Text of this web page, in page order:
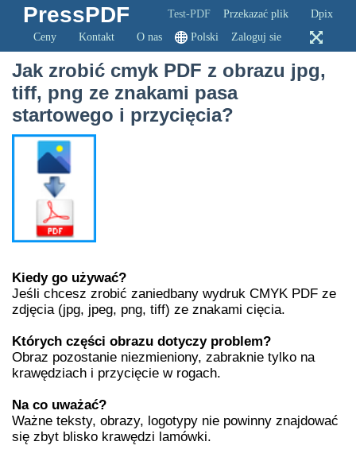
PressPDF Test-PDF Przekazać plik
Dpix
Ceny
Kontakt O nas Polski Zaloguj sie
Jak zrobić cmyk PDF z obrazu jpg,
tiff, png ze znakami pasa
startowego i przycięcia?
Kiedy go używać?
Jeśli chcesz zrobić zaniedbany wydruk CMYK PDF ze
zdjęcia (jpg, jpeg, png, tiff) ze znakami cięcia.
Których części obrazu dotyczy problem?
Obraz pozostanie niezmieniony, zabraknie tylko na
krawędziach i przycięcie w rogach.
Na co uważać?
Ważne teksty, obrazy, logotypy nie powinny znajdować
się zbyt blisko krawędzi lamówki.